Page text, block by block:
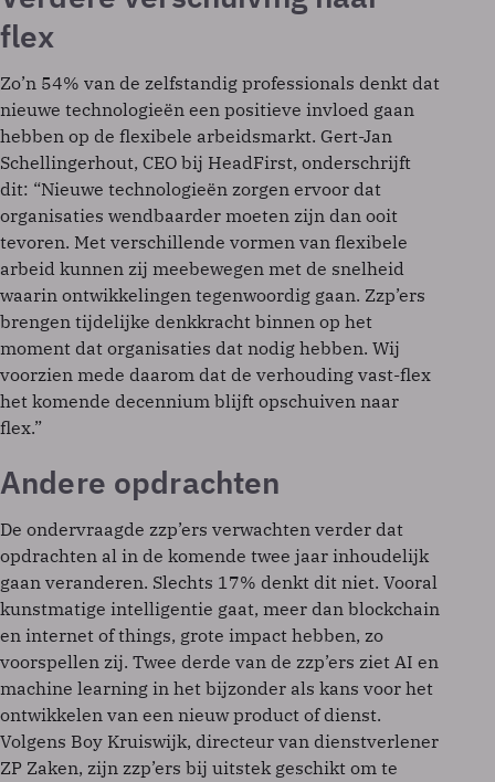
flex
Zo’n 54% van de zelfstandig professionals denkt dat
nieuwe technologieën een positieve invloed gaan
hebben op de flexibele arbeidsmarkt. Gert-Jan
Schellingerhout, CEO bij HeadFirst, onderschrijft
dit: “Nieuwe technologieën zorgen ervoor dat
organisaties wendbaarder moeten zijn dan ooit
tevoren. Met verschillende vormen van flexibele
arbeid kunnen zij meebewegen met de snelheid
waarin ontwikkelingen tegenwoordig gaan. Zzp’ers
brengen tijdelijke denkkracht binnen op het
moment dat organisaties dat nodig hebben. Wij
voorzien mede daarom dat de verhouding vast-flex
het komende decennium blijft opschuiven naar
flex.”
Andere opdrachten
De ondervraagde zzp’ers verwachten verder dat
opdrachten al in de komende twee jaar inhoudelijk
gaan veranderen. Slechts 17% denkt dit niet. Vooral
kunstmatige intelligentie gaat, meer dan blockchain
en internet of things, grote impact hebben, zo
voorspellen zij. Twee derde van de zzp’ers ziet AI en
machine learning in het bijzonder als kans voor het
ontwikkelen van een nieuw product of dienst.
Volgens Boy Kruiswijk, directeur van dienstverlener
ZP Zaken, zijn zzp’ers bij uitstek geschikt om te